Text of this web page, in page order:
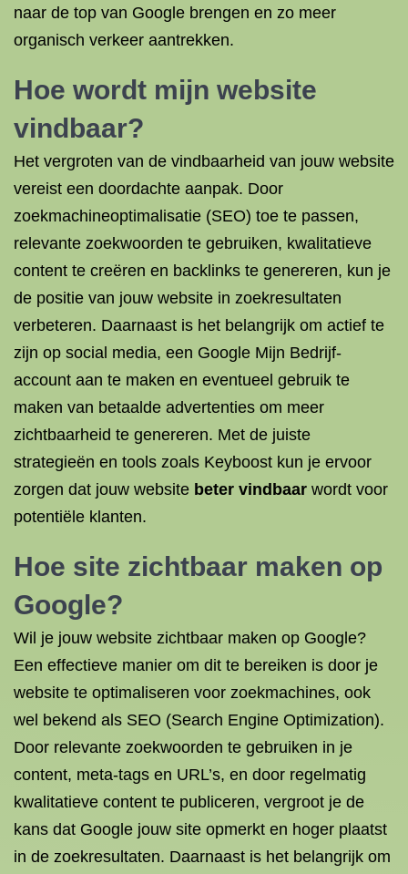
naar de top van Google brengen en zo meer
organisch verkeer aantrekken.
Hoe wordt mijn website
vindbaar?
Het vergroten van de vindbaarheid van jouw website
vereist een doordachte aanpak. Door
zoekmachineoptimalisatie (SEO) toe te passen,
relevante zoekwoorden te gebruiken, kwalitatieve
content te creëren en backlinks te genereren, kun je
de positie van jouw website in zoekresultaten
verbeteren. Daarnaast is het belangrijk om actief te
zijn op social media, een Google Mijn Bedrijf-
account aan te maken en eventueel gebruik te
maken van betaalde advertenties om meer
zichtbaarheid te genereren. Met de juiste
strategieën en tools zoals Keyboost kun je ervoor
zorgen dat jouw website beter vindbaar wordt voor
potentiële klanten.
Hoe site zichtbaar maken op
Google?
Wil je jouw website zichtbaar maken op Google?
Een effectieve manier om dit te bereiken is door je
website te optimaliseren voor zoekmachines, ook
wel bekend als SEO (Search Engine Optimization).
Door relevante zoekwoorden te gebruiken in je
content, meta-tags en URL’s, en door regelmatig
kwalitatieve content te publiceren, vergroot je de
kans dat Google jouw site opmerkt en hoger plaatst
in de zoekresultaten. Daarnaast is het belangrijk om